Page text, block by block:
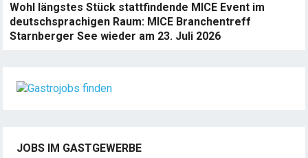
Wohl längstes Stück stattfindende MICE Event im
deutschsprachigen Raum: MICE Branchentreff
Starnberger See wieder am 23. Juli 2026
JOBS IM GASTGEWERBE